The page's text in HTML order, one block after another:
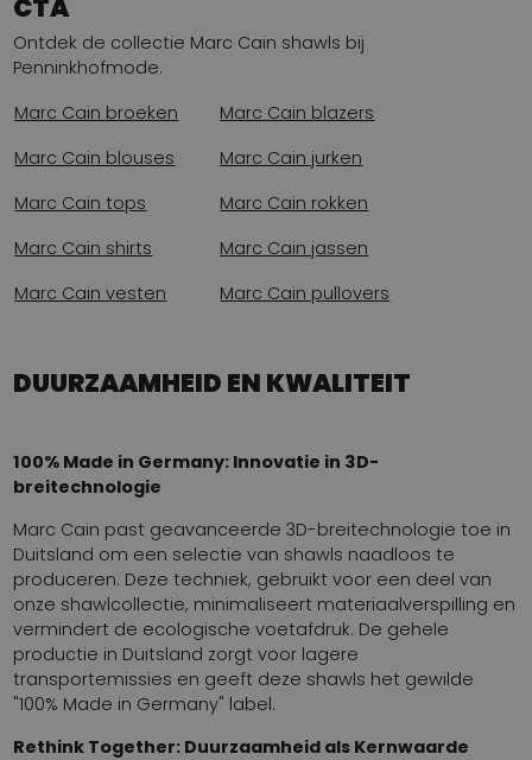
CTA
Ontdek de collectie Marc Cain shawls bij
Penninkhofmode.
Marc Cain broeken
Marc Cain blazers
Marc Cain blouses
Marc Cain jurken
Marc Cain tops
Marc Cain rokken
Marc Cain shirts
Marc Cain jassen
Marc Cain vesten
Marc Cain pullovers
DUURZAAMHEID EN KWALITEIT
100% Made in Germany: Innovatie in 3D-
breitechnologie
Marc Cain past geavanceerde 3D-breitechnologie toe in
Duitsland om een selectie van shawls naadloos te
produceren. Deze techniek, gebruikt voor een deel van
onze shawlcollectie, minimaliseert materiaalverspilling en
vermindert de ecologische voetafdruk. De gehele
productie in Duitsland zorgt voor lagere
transportemissies en geeft deze shawls het gewilde
"100% Made in Germany" label.
Rethink Together: Duurzaamheid als Kernwaarde